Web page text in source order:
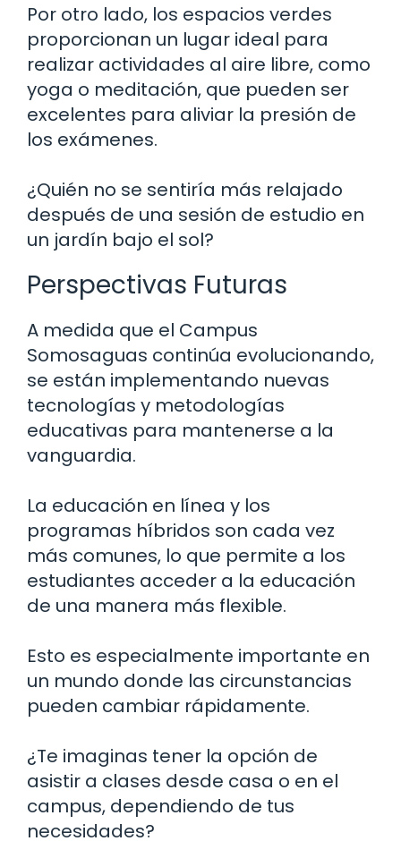
Por otro lado, los espacios verdes
proporcionan un lugar ideal para
realizar actividades al aire libre, como
yoga o meditación, que pueden ser
excelentes para aliviar la presión de
los exámenes.
¿Quién no se sentiría más relajado
después de una sesión de estudio en
un jardín bajo el sol?
Perspectivas Futuras
A medida que el Campus
Somosaguas continúa evolucionando,
se están implementando nuevas
tecnologías y metodologías
educativas para mantenerse a la
vanguardia.
La educación en línea y los
programas híbridos son cada vez
más comunes, lo que permite a los
estudiantes acceder a la educación
de una manera más flexible.
Esto es especialmente importante en
un mundo donde las circunstancias
pueden cambiar rápidamente.
¿Te imaginas tener la opción de
asistir a clases desde casa o en el
campus, dependiendo de tus
necesidades?